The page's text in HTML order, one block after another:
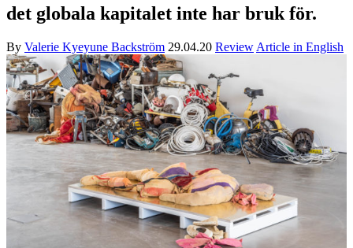
det globala kapitalet inte har bruk för.
By Valerie Kyeyune Backström 29.04.20 Review Article in English